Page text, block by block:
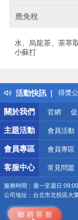
應免稅
水、烏龍茶、茶萃
小蘇打
活動快訊
得獎
熱門
銀行
偏遠
詐騙
關於我們
官網
主題活動 會員活動
會員專區 會員專區
客服中心 常見問題
服務時間： 週一至週日
公司地址： 台北市北投區大